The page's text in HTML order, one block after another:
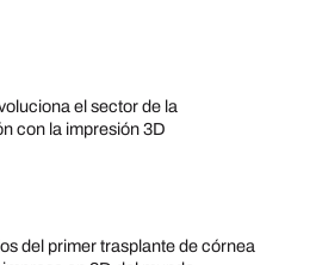
el sector de la
con la impresión 3D
del primer trasplante de córnea